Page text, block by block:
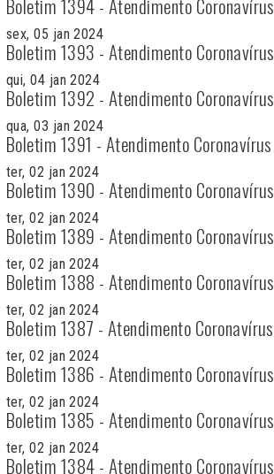
Boletim 1394 - Atendimento Coronavírus
sex, 05 jan 2024
Boletim 1393 - Atendimento Coronavírus
qui, 04 jan 2024
Boletim 1392 - Atendimento Coronavírus
qua, 03 jan 2024
Boletim 1391 - Atendimento Coronavírus
ter, 02 jan 2024
Boletim 1390 - Atendimento Coronavírus
ter, 02 jan 2024
Boletim 1389 - Atendimento Coronavírus
ter, 02 jan 2024
Boletim 1388 - Atendimento Coronavírus
ter, 02 jan 2024
Boletim 1387 - Atendimento Coronavírus
ter, 02 jan 2024
Boletim 1386 - Atendimento Coronavírus
ter, 02 jan 2024
Boletim 1385 - Atendimento Coronavírus
ter, 02 jan 2024
Boletim 1384 - Atendimento Coronavírus